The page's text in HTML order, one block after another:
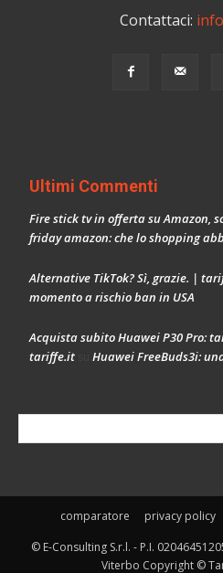
Contattaci:
Ultimi Commenti
Fire stick tv in offerta su Amazon,
friday amazon: che lo shopping
Alternative TikTok? Sì, grazie. |
momento a rischio ban in USA
Acquista subito Huawei P30 Pro:
tariffe.it
Huawei FreeBuds3i:
comparatore privacy policy
© E-Consulting S.r.l. - P.I.
Viterbo Copyright ©